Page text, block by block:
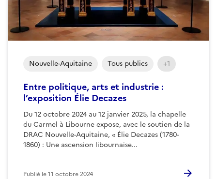
Entre politique, arts et industrie :
l’exposition Élie Decazes
Du 12 octobre 2024 au 12 janvier 2025, la chapelle
du Carmel à Libourne expose, avec le soutien de la
DRAC Nouvelle-Aquitaine, « Élie Decazes (1780-
1860) : Une ascension libournaise...
Nouvelle-Aquitaine Tous publics +1
Publié le11 octobre 2024